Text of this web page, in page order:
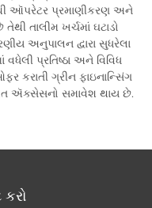
ઑપરેટર પ્રમાણીકરણ અને
તાલીમ ખર્ચમાં ઘટાડો
અનુપાલન દ્વારા સુધરેલા
વધેલી પ્રતિષ્ઠા અને વિવિધ
કરાતી ગ્રીન ફાઇનાન્સિંગ
ઍક્સેસનો સમાવેશ થાય છે.